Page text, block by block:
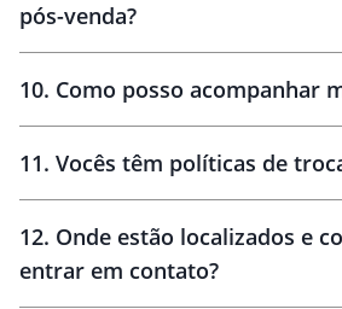
pós-venda?
10. Como posso acompanhar
11. Vocês têm políticas de
30 dias
12. Onde estão localizados e
entrar em contato?